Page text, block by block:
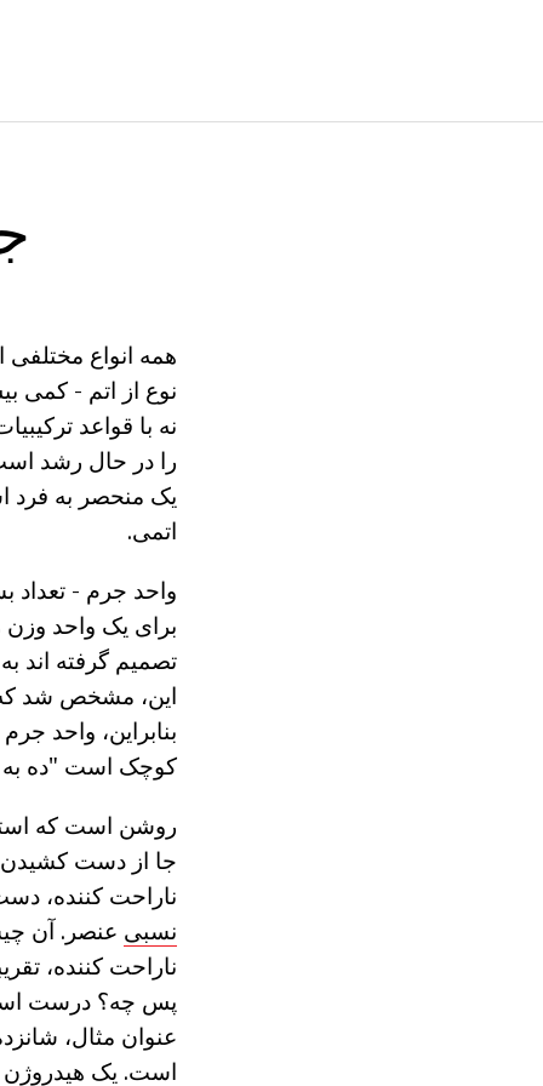
همه انواع مختلفی
نوع از اتم - کمی
نه با قواعد
را در حال رشد
یک منحصر به فرد
اتمی.
واحد جرم - تعداد
برای یک واحد وزن
تصمیم گرفته اند
این، مشخص شد که
بنابراین، واحد
کوچک است "ده به
روشن است که
جا از دست کشیدن
ناراحت کننده،
نسبی عنصر. آن
ناراحت کننده،
پس چه؟ درست
عنوان مثال،
است. یک هیدروژن